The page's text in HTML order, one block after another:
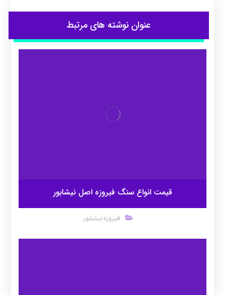
عنوان ‫نوشته های مرتبط
قیمت انواع سنگ فیروزه اصل نیشابور
فیروزه نیشابور